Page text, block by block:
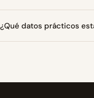
¿Qué datos prácticos